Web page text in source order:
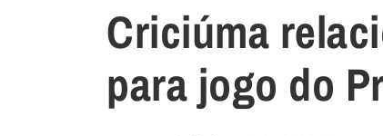
Criciúma
para jogo do